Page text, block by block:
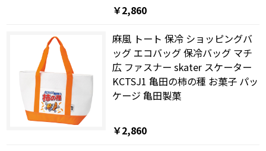
￥2,860
麻風 トート 保冷 ショッピングバ
ッグ エコバッグ 保冷バッグ マチ
広 ファスナー skater スケーター
KCTSJ1 亀田の柿の種 お菓子 パッ
ケージ 亀田製菓
￥2,860